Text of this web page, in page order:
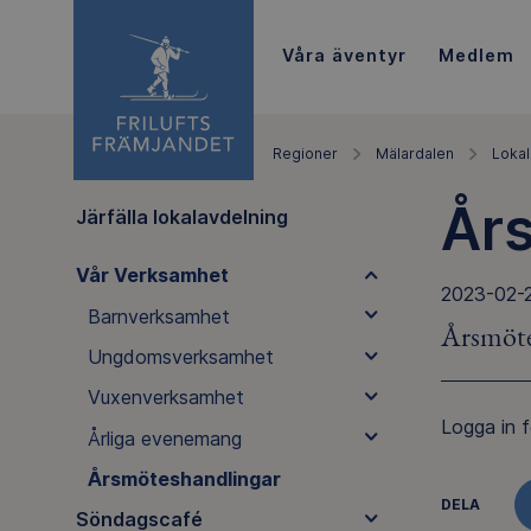
Våra äventyr Medlem
Regioner Mälardalen
Järfälla lokalavdelning
Vår Verksamhet
Barnverksamhet
Ungdomsverksamhet
Vuxenverksamhet
Årliga evenemang
Årsmöteshandlingar
Söndagscafé
2023-02-
Logga in
DELA